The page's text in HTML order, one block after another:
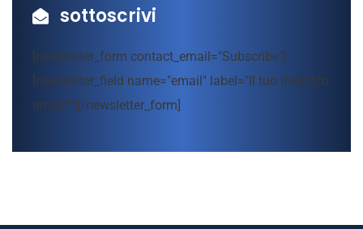
sottoscrivi
[newsletter_form contact_email="Subscribe"]
[newsletter_field name="email" label="Il tuo indirizzo
email*"][/newsletter_form]